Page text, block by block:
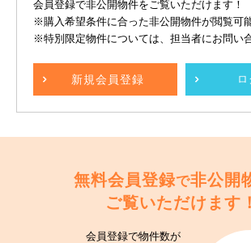
会員登録で非公開物件をご覧いただけます！
※購入希望条件に合った非公開物件が閲覧可能
※特別限定物件については、担当者にお問い
新規会員登録
無料会員登録で非公開
ご覧いただけます！
会員登録で物件数が